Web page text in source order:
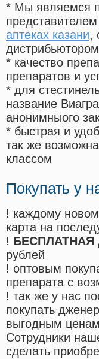
* Мы являемся
аптеках казани,
* качество
препаратов и
* для
название
анонимныого
* быстрая и
так же
классом
Покупать у
! каждому
карта на
! БЕСПЛАТНАЯ
рублей
! оптовым
препарата с
! так же у нас
покупать
выгодным
Cотрудники
сделать